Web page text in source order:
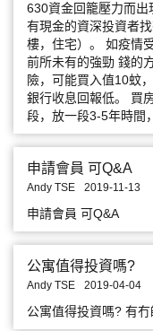
630資金回籠壓力而
有現金的資深投資者
樓，住宅）。 如疫情
前所未有的強勁 錢的
險，可能買入值10蚊
銀行收息回報低。 買
段，放一段3-5年時間
申請會員 可Q&A
Andy TSE 2019-11-13
申請會員 可Q&A
公寓值得投資嗎?
Andy TSE 2019-04-04
公寓值得投資嗎? 有冇